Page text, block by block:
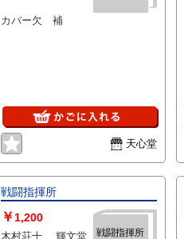
カバー欠 補
天心堂
戦闘指揮所
戦闘指揮所
￥ 1,200
木村荘十 、輝文堂